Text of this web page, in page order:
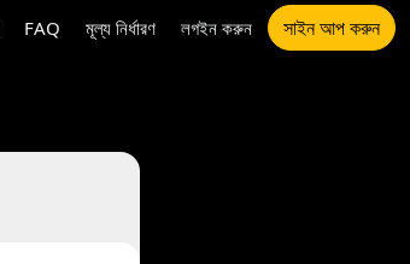
FAQ মূল্য নির্ধারণ লগইন করুন সাইন আপ করুন